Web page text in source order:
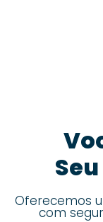
Oferecemos
com